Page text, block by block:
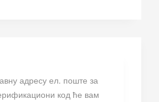
адресу ел. поште за
код ће вам